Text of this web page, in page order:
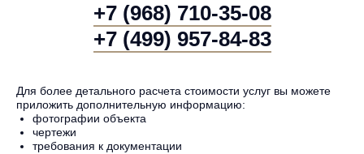
+7 (968) 710-35-08
+7 (499) 957-84-83
Для более детального расчета стоимости услуг вы можете
приложить дополнительную информацию:
фотографии объекта
чертежи
требования к документации